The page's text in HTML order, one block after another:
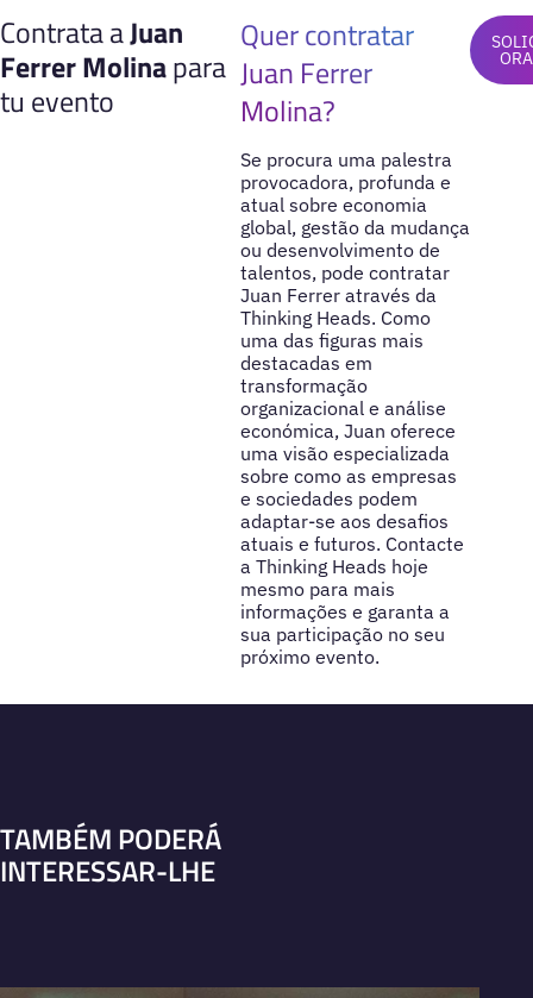
Contrata aJuan
Ferrer Molinapara
tu evento
Quer contratar
Juan Ferrer
Molina?
Se procura uma palestra
provocadora, profunda e
atual sobre economia
global, gestão da mudança
ou desenvolvimento de
talentos, pode contratar
Juan Ferrer através da
Thinking Heads. Como
uma das figuras mais
destacadas em
transformação
organizacional e análise
económica, Juan oferece
uma visão especializada
sobre como as empresas
e sociedades podem
adaptar-se aos desafios
atuais e futuros. Contacte
a Thinking Heads hoje
mesmo para mais
informações e garanta a
sua participação no seu
próximo evento.
TAMBÉM PODERÁ
INTERESSAR-LHE